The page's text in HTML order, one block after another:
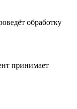
обработку
принимает